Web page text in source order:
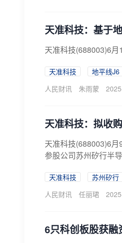
天准科技：基于
天准科技(688003)6
天准科技 地平线J6
人民财讯
朱雨蒙
天准科技：拟收
天准科技(688003)6
参股公司苏州矽行半
天准科技 苏州矽行
人民财讯
任丽珺
6只科创板股获